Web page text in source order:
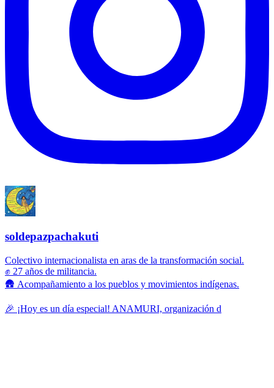
soldepazpachakuti
Colectivo internacionalista en aras de la transformación social.
✊ 27 años de militancia.
🛖 Acompañamiento a los pueblos y movimientos indígenas.
🎉 ¡Hoy es un día especial! ANAMURI, organización d